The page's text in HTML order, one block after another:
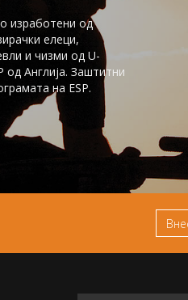
изработени од
елеци,
и чизми од U-
од Англија. Заштитни
на ESP.